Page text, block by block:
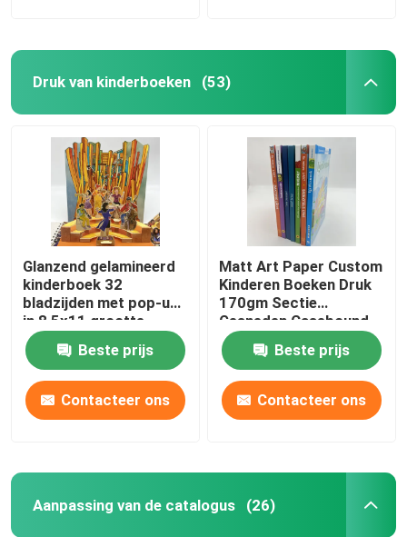
Druk van kinderboeken (53)
Glanzend gelamineerd
kinderboek 32
bladzijden met pop-ups
in 8,5x11 grootte
Beste prijs
Contacteer ons
Matt Art Paper Custom
Kinderen Boeken Druk
170gm Sectie
Gesneden Casebound
Beste prijs
Contacteer ons
Aanpassing van de catalogus (26)